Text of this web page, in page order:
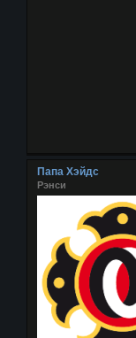
Папа Хэйдс
Рэнси